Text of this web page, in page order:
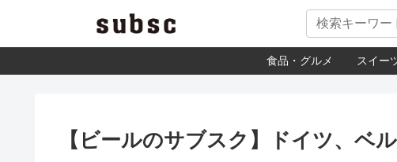
食品・グルメ スイー
【ビールのサブスク】ドイツ、ベ